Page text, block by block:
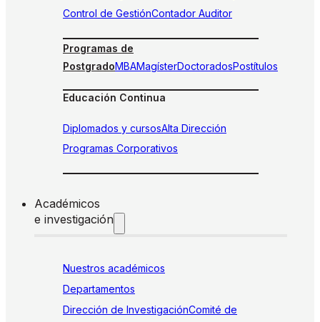
Control de GestiónContador Auditor
Programas de
PostgradoMBAMagísterDoctoradosPostítulos
Educación Continua
Diplomados y cursosAlta Dirección
Programas Corporativos
Académicos
e investigación
Nuestros académicos
Departamentos
Dirección de InvestigaciónComité de